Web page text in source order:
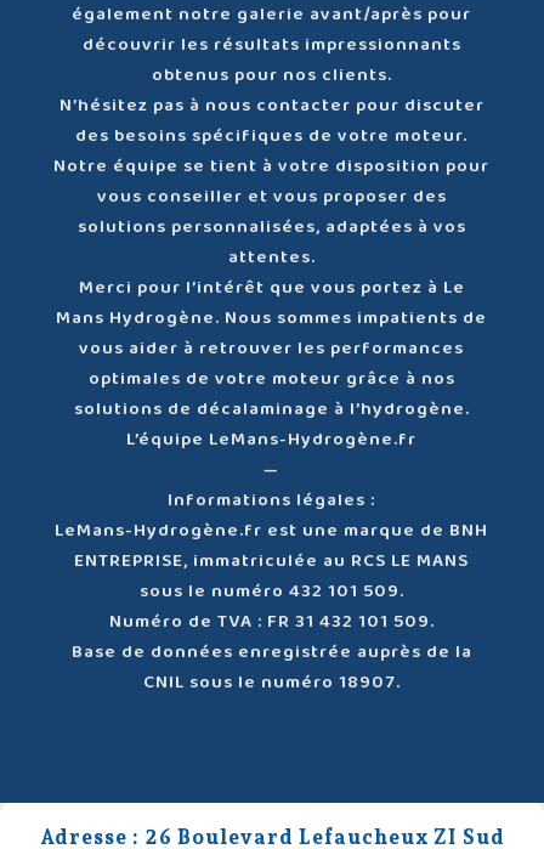
également notre galerie avant/après pour
découvrir les résultats impressionnants
obtenus pour nos clients.
N’hésitez pas à nous contacter pour discuter
des besoins spécifiques de votre moteur.
Notre équipe se tient à votre disposition pour
vous conseiller et vous proposer des
solutions personnalisées, adaptées à vos
attentes.
Merci pour l’intérêt que vous portez à Le
Mans Hydrogène. Nous sommes impatients de
vous aider à retrouver les performances
optimales de votre moteur grâce à nos
solutions de décalaminage à l’hydrogène.
L’équipe LeMans-Hydrogène.fr
—
Informations légales :
LeMans-Hydrogène.fr est une marque de BNH
ENTREPRISE, immatriculée au RCS LE MANS
sous le numéro 432 101 509.
Numéro de TVA : FR 31 432 101 509.
Base de données enregistrée auprès de la
CNIL sous le numéro 18907.
Adresse : 26 Boulevard Lefaucheux ZI Sud